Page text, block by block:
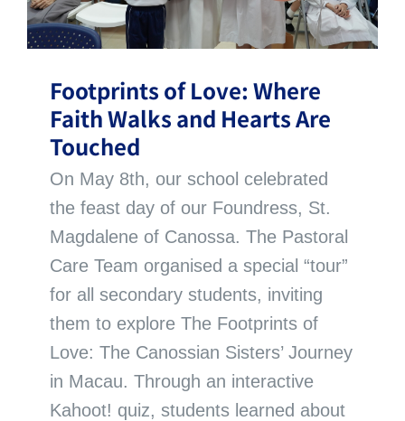
Footprints of Love: Where
Faith Walks and Hearts Are
Touched
On May 8th, our school celebrated
the feast day of our Foundress, St.
Magdalene of Canossa. The Pastoral
Care Team organised a special “tour”
for all secondary students, inviting
them to explore The Footprints of
Love: The Canossian Sisters’ Journey
in Macau. Through an interactive
Kahoot! quiz, students learned about